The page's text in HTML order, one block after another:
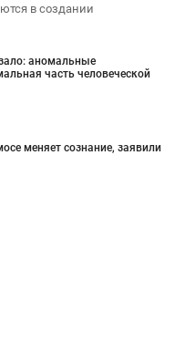
в создании
аномальные
часть человеческой
меняет сознание, заявили